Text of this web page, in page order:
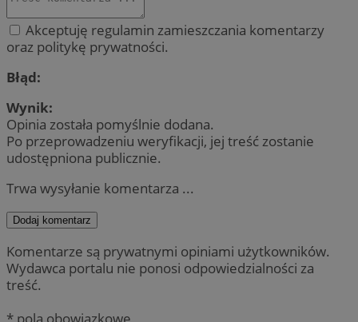
Akceptuję regulamin zamieszczania komentarzy
oraz politykę prywatności.
Błąd:
Wynik:
Opinia została pomyślnie dodana.
Po przeprowadzeniu weryfikacji, jej treść zostanie
udostępniona publicznie.
Trwa wysyłanie komentarza ...
Dodaj komentarz
Komentarze są prywatnymi opiniami użytkowników.
Wydawca portalu nie ponosi odpowiedzialności za
treść.
* pola obowiązkowe